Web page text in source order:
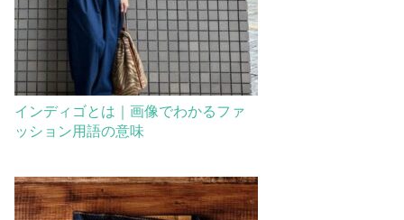
インディゴとは｜画像でわかるファ
ッション用語の意味